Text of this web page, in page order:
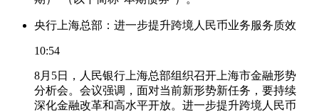
央行上海总部：进一步提升跨境人民币业务服务质效
10:54
8月5日，人民银行上海总部组织召开上海市金融形势
分析会。会议强调，面对当前新形势新任务，要持续
深化金融改革和高水平开放。进一步提升跨境人民币